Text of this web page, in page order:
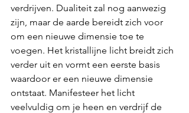
verdrijven. Dualiteit zal nog aanwezig
zijn, maar de aarde bereidt zich voor
om een nieuwe dimensie toe te
voegen. Het kristallijne licht breidt zich
verder uit en vormt een eerste basis
waardoor er een nieuwe dimensie
ontstaat. Manifesteer het licht
veelvuldig om je heen en verdrijf de